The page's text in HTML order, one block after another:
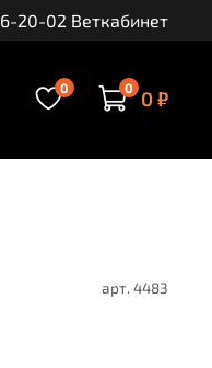
20-02 Веткабинет
0 0 0 ₽
арт. 4483